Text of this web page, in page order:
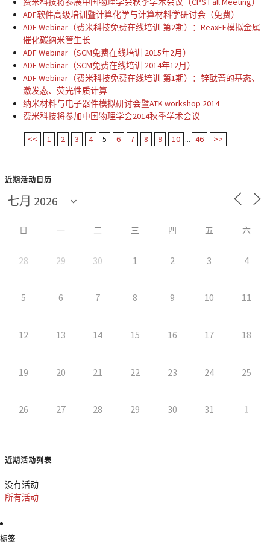
ADF软件高级培训暨计算化学与计算材料学研讨会（免费）
ADF Webinar（费米科技免费在线培训 第2期）：ReaxFF模拟金属
催化碳纳米管生长
ADF Webinar（SCM免费在线培训 2015年2月）
ADF Webinar（SCM免费在线培训 2014年12月）
ADF Webinar（费米科技免费在线培训 第1期）：锌酞菁的基态、
激发态、荧光性质计算
纳米材料与电子器件模拟研讨会暨ATK workshop 2014
费米科技将参加中国物理学会2014秋季学术会议
<< 1 2 3 4 5 6 7 8 9 10 ... 46 >>
近期活动日历
日 一 二 三 四 五 六
28 29 30 1 2 3 4
5 6 7 8 9 10 11
12 13 14 15 16 17 18
19 20 21 22 23 24 25
26 27 28 29 30 31 1
近期活动列表
没有活动
所有活动
标签